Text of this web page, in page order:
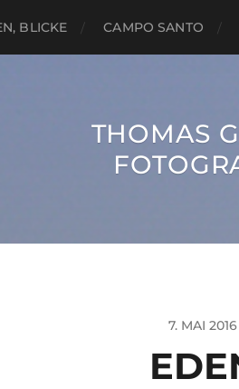
BLICKE CAMPO SANTO
THOMAS
7. MAI 2016